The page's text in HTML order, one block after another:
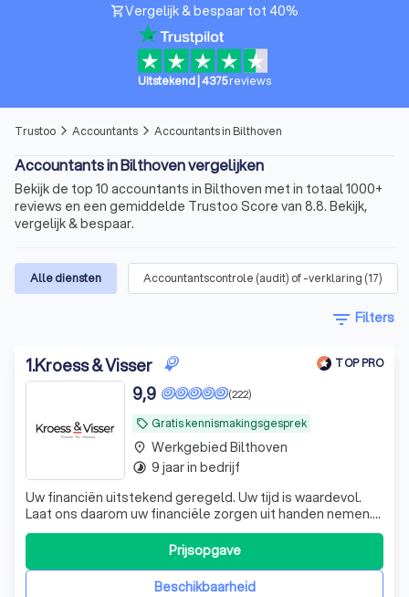
shopping_cartVergelijk & bespaar tot 40%
Uitstekend 4375reviews
Trustoo arrow_forward_ios Accountants arrow_forward_ios Accountants in Bilthoven
Accountants in Bilthoven vergelijken
Bekijk de top 10 accountants in Bilthoven met in totaal 1000+
reviews en een gemiddelde Trustoo Score van 8.8. Bekijk,
vergelijk & bespaar.
Alle diensten Accountantscontrole (audit) of -verklaring (17)
filter_list Filters
1.Kroess & Visser TOP PRO
local_offer Gratis kennismakingsgesprek
(222)
9,9
Uw financiën uitstekend geregeld. Uw tijd is waardevol.
Laat ons daarom uw financiële zorgen uit handen nemen.
De experts van KroessVisser beheren al uw financiële
processen van A tot Z, zodat u met een gerust hart kunt
ondernemen. KroessVisser | Finance - Tax - Advisory ☎️
Plan een GRATIS ADVIESBeschikbaarheid
Prijsopgave
place Werkgebied Bilthoven
timelapse 9 jaar in bedrijf